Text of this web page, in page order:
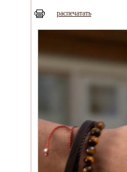
распечатать